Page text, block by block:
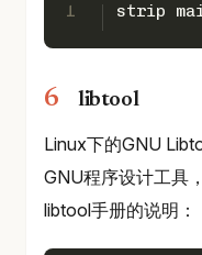
1 strip
libtool
Linux下的GNU
GNU程序设计工具
libtool手册的说明：